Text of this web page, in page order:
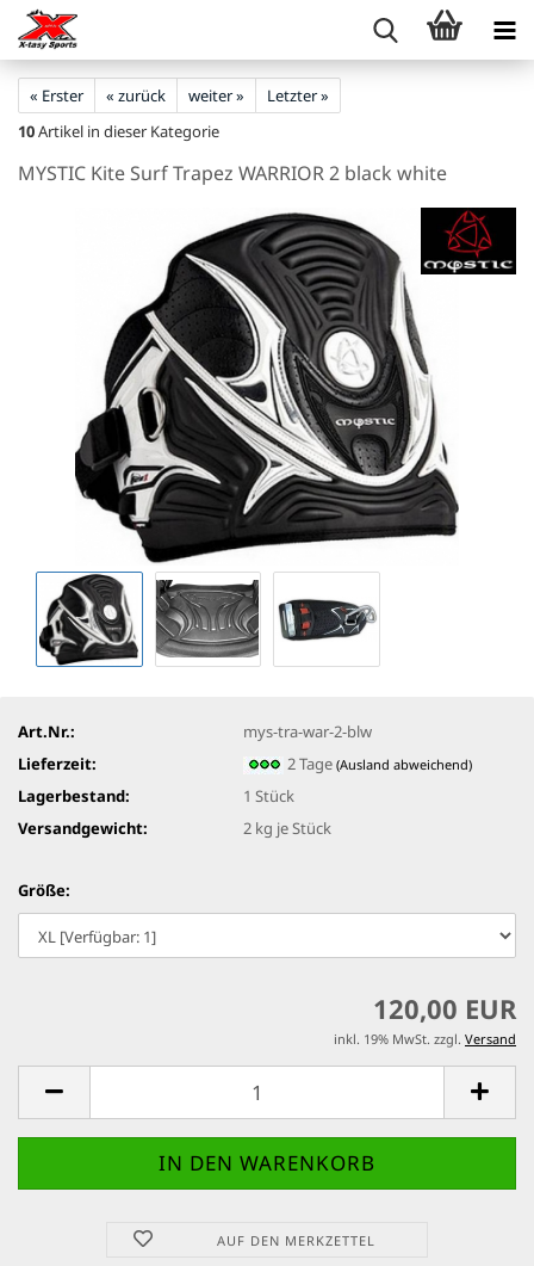
« Erster « zurück weiter »
Letzter »
10Artikel in dieser Kategorie
MYSTIC Kite Surf Trapez WARRIOR 2 black white
Art.Nr.:
mys-tra-war-2-blw
Lieferzeit:
2 Tage(Ausland abweichend)
Lagerbestand: 1 Stück
Versandgewicht:
2 kg je Stück
Größe:
120,00 EUR
inkl. 19% MwSt. zzgl. Versand
AUF DEN MERKZETTEL